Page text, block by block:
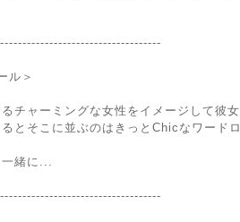
ル＞
チャーミングな女性をイメージして彼女
とそこに並ぶのはきっとChicなワードロ
緒に...